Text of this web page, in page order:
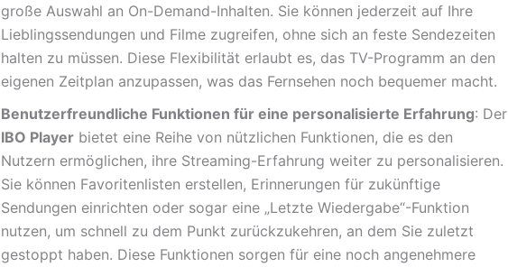
große Auswahl an On-Demand-Inhalten. Sie können jederzeit auf Ihre
Lieblingssendungen und Filme zugreifen, ohne sich an feste Sendezeiten
halten zu müssen. Diese Flexibilität erlaubt es, das TV-Programm an den
eigenen Zeitplan anzupassen, was das Fernsehen noch bequemer macht.
Benutzerfreundliche Funktionen für eine personalisierte Erfahrung: Der
IBO Player bietet eine Reihe von nützlichen Funktionen, die es den
Nutzern ermöglichen, ihre Streaming-Erfahrung weiter zu personalisieren.
Sie können Favoritenlisten erstellen, Erinnerungen für zukünftige
Sendungen einrichten oder sogar eine „Letzte Wiedergabe“-Funktion
nutzen, um schnell zu dem Punkt zurückzukehren, an dem Sie zuletzt
gestoppt haben. Diese Funktionen sorgen für eine noch angenehmere